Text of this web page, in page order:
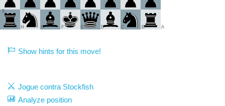
8
A
B
C
D
E
F
G
H
Show hints for this move!
Jogue contra Stockfish
Analyze position